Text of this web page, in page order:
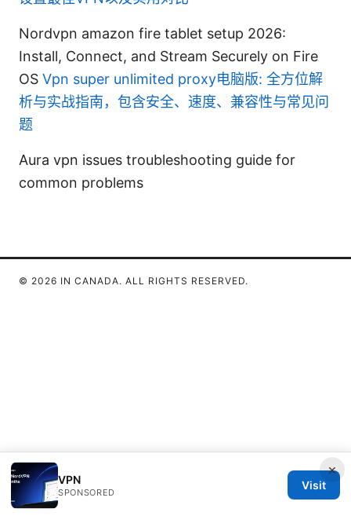
Nordvpn amazon fire tablet setup 2026:
Install, Connect, and Stream Securely on Fire
OS Vpn super unlimited proxy电脑版: 全方位解
析与实战指南，包含安全、速度、兼容性与常见问
题
Aura vpn issues troubleshooting guide for
common problems
×
VPN
SPONSORED
Visit
© 2026 IN CANADA. ALL RIGHTS RESERVED.